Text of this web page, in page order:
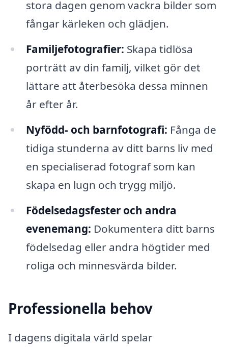
stora dagen genom vackra bilder som
fångar kärleken och glädjen.
Familjefotografier: Skapa tidlösa
porträtt av din familj, vilket gör det
lättare att återbesöka dessa minnen
år efter år.
Nyfödd- och barnfotografi: Fånga de
tidiga stunderna av ditt barns liv med
en specialiserad fotograf som kan
skapa en lugn och trygg miljö.
Födelsedagsfester och andra
evenemang: Dokumentera ditt barns
födelsedag eller andra högtider med
roliga och minnesvärda bilder.
Professionella behov
I dagens digitala värld spelar